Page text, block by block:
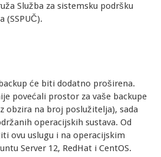
Služba za sistemsku podršku
(SSPUČ).
će biti dodatno proširena.
povećali prostor za vaše backupe
obzira na broj poslužitelja), sada
operacijskih sustava. Od
ovu uslugu i na operacijskim
Server 12, RedHat i CentOS.